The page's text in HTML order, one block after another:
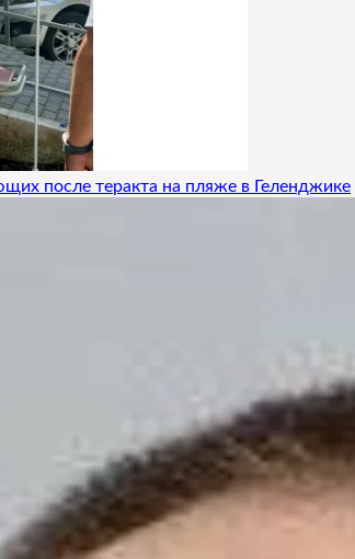
после теракта на пляже в Геленджике